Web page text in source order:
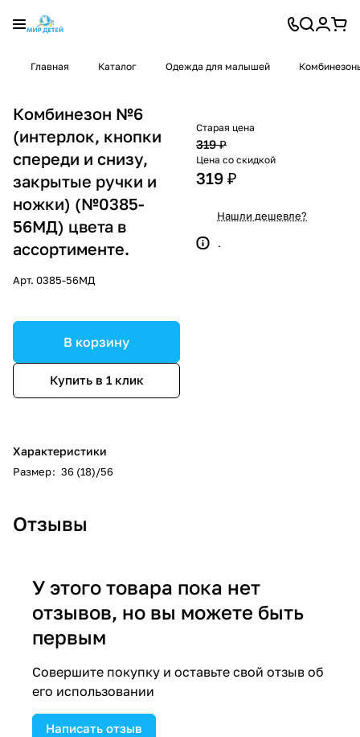
Главная Каталог Одежда для малышей
Комбинезон №6
(интерлок, кнопки
спереди и снизу,
закрытые ручки и
ножки) (№0385-
56МД) цвета в
ассортименте.
Арт. 0385-56МД
В корзину
Купить в 1 клик
Характеристики
Размер: 36 (18)/56
Старая цена
319 ₽
Цена со скидкой
319 ₽
Нашли дешевле?
.
Отзывы
У этого товара пока нет
отзывов, но вы можете быть
первым
Совершите покупку и оставьте свой отзыв об
его использовании
Написать отзыв